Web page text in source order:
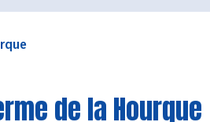
de la Hourque